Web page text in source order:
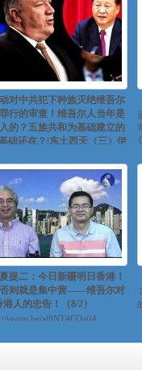
对中共犯下种族灭绝维吾尔
行的审查！维吾尔人当年是
的？五族共和为基础建立的
础还在？|东土西天（三）伊
youtu.be/9yLchhqHtrc...
提二：今日新疆明日香港！
则就是集中营——维吾尔对
港人的忠告！（8/2）
youtu.be/al9NT4COa0A...